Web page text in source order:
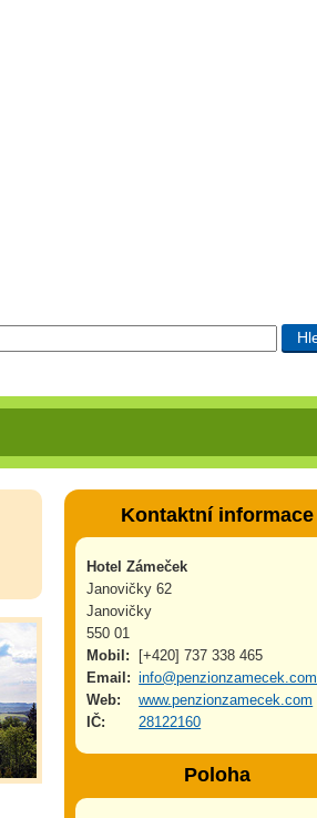
Kontaktní informace
Hotel Zámeček
Janovičky 62
Janovičky
550 01
Mobil:
[+420] 737 338 465
Email: info@penzionzamecek.com
Web:
www.penzionzamecek.com
IČ:
28122160
Poloha